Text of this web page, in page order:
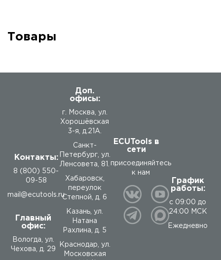
Товары
Контакты:
8 (800) 550-
09-58
mail@ecutools.ru
Главный
офис:
Вологда, ул.
Чехова, д. 29
Доп.
офисы:
г. Москва, ул.
Хорошёвская
3-я, д.21А.
Санкт-
Петербург, ул.
Ленсовета, 81.
Хабаровск,
переулок
Степной, д. 6
Казань, ул.
Натана
Рахлина, д. 5
Краснодар, ул.
Московская
ECUTools в
сети
присоединяйтесь
к нам
График
работы:
с 09:00 до
24:00 МСК
Ежедневно